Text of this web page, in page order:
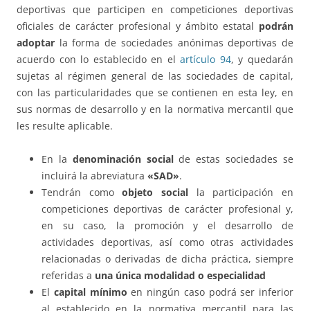
deportivas que participen en competiciones deportivas
oficiales de carácter profesional y ámbito estatal podrán
adoptar la forma de sociedades anónimas deportivas de
acuerdo con lo establecido en elartículo 94, y quedarán
sujetas al régimen general de las sociedades de capital,
con las particularidades que se contienen en esta ley, en
sus normas de desarrollo y en la normativa mercantil que
les resulte aplicable.
En la denominación socialde estas sociedades se
incluirá la abreviatura «SAD».
Tendrán comoobjeto social la participación en
competiciones deportivas de carácter profesional y,
en su caso, la promoción y el desarrollo de
actividades deportivas, así como otras actividades
relacionadas o derivadas de dicha práctica, siempre
referidas a una única modalidad o especialidad
El capital mínimo en ningún caso podrá ser inferior